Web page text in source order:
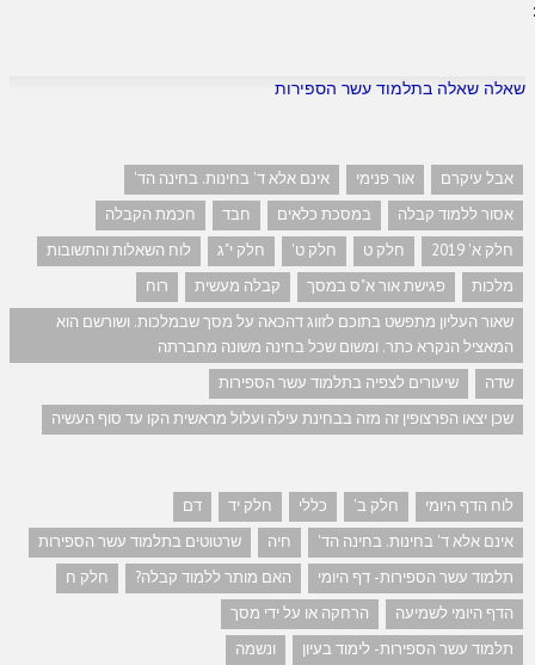
שאלה שאלה בתלמוד עשר הספירות
אבל עיקרם אור פנימי
אינם אלא ד' בחינות. בחינה הד'
אסור ללמוד קבלה
במסכת כלאים חבד
חכמת הקבלה
חלק א' 2019
חלק ט חלק ט' חלק י"ג
לוח השאלות והתשובות
מלכות
פגישת אור א"ס במסך קבלה מעשית
רוח
שאור העליון מתפשט בתוכם לזווג דהכאה על מסך שבמלכות. ושורשם הוא
המאציל הנקרא כתר. ומשום שכל בחינה משונה מחברתה
שדה
שיעורים לצפיה בתלמוד עשר הספירות
שכן יצאו הפרצופין זה מזה בבחינת עילה ועלול מראשית הקו עד סוף העשיה
לוח הדף היומי חלק ב' כללי חלק יד
דם
אינם אלא ד' בחינות. בחינה הד'
חיה
שרטוטים בתלמוד עשר הספירות
תלמוד עשר הספירות- דף היומי
האם מותר ללמוד קבלה?
חלק ח
הדף היומי לשמיעה
הרחקה או על ידי מסך
תלמוד עשר הספירות- לימוד בעיון
ונשמה